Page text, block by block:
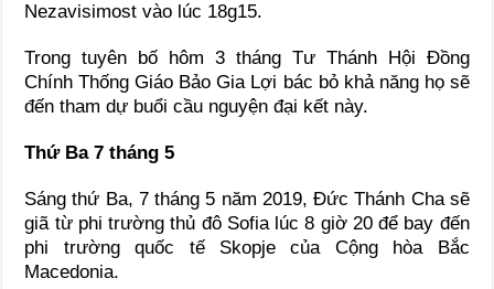
Nezavisimost vào lúc 18g15.
Trong tuyên bố hôm 3 tháng Tư Thánh Hội Đồng
Chính Thống Giáo Bảo Gia Lợi bác bỏ khả năng họ sẽ
đến tham dự buổi cầu nguyện đại kết này.
Thứ Ba 7 tháng 5
Sáng thứ Ba, 7 tháng 5 năm 2019, Ðức Thánh Cha sẽ
giã từ phi trường thủ đô Sofia lúc 8 giờ 20 để bay đến
phi trường quốc tế Skopje của Cộng hòa Bắc
Macedonia.